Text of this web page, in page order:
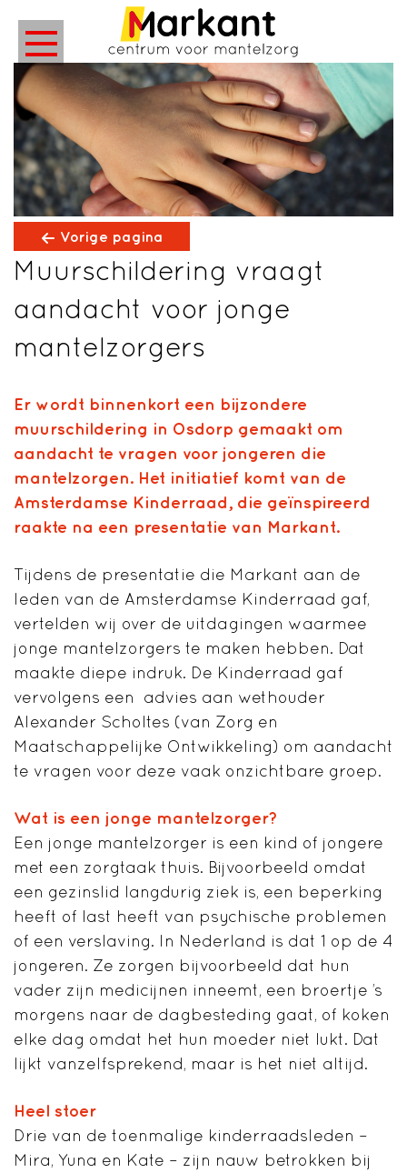
Vorige pagina
Muurschildering vraagt
aandacht voor jonge
mantelzorgers
Er wordt binnenkort een bijzondere
muurschildering in Osdorp gemaakt om
aandacht te vragen voor jongeren die
mantelzorgen. Het initiatief komt van de
Amsterdamse Kinderraad, die geïnspireerd
raakte na een presentatie van Markant.
Tijdens de presentatie die Markant aan de
leden van de Amsterdamse Kinderraad gaf,
vertelden wij over de uitdagingen waarmee
jonge mantelzorgers te maken hebben. Dat
maakte diepe indruk. De Kinderraad gaf
vervolgens een advies aan wethouder
Alexander Scholtes (van Zorg en
Maatschappelijke Ontwikkeling) om aandacht
te vragen voor deze vaak onzichtbare groep.
Wat is een jonge mantelzorger?
Een jonge mantelzorger is een kind of jongere
met een zorgtaak thuis. Bijvoorbeeld omdat
een gezinslid langdurig ziek is, een beperking
heeft of last heeft van psychische problemen
of een verslaving. In Nederland is dat 1 op de 4
jongeren. Ze zorgen bijvoorbeeld dat hun
vader zijn medicijnen inneemt, een broertje ’s
morgens naar de dagbesteding gaat, of koken
elke dag omdat het hun moeder niet lukt. Dat
lijkt vanzelfsprekend, maar is het niet altijd.
Heel stoer
Drie van de toenmalige kinderraadsleden –
Mira, Yuna en Kate – zijn nauw betrokken bij